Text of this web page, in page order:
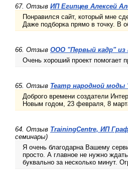
67. Отзыв ИП Египцев Алексей
Понравился сайт, который мне
Даже подборка прямо в точку. В
66. Отзыв OOO "Первый кадр" из
Очень хороший проект помогает
65. Отзыв Театр народной моды
Доброго времени создатели
Новым годом, 23 февраля, 8
64. Отзыв TrainingCentre, ИП
семинары)
Я очень благодарна Вашему
просто. А главное не нужно
буквально за несколько минут.